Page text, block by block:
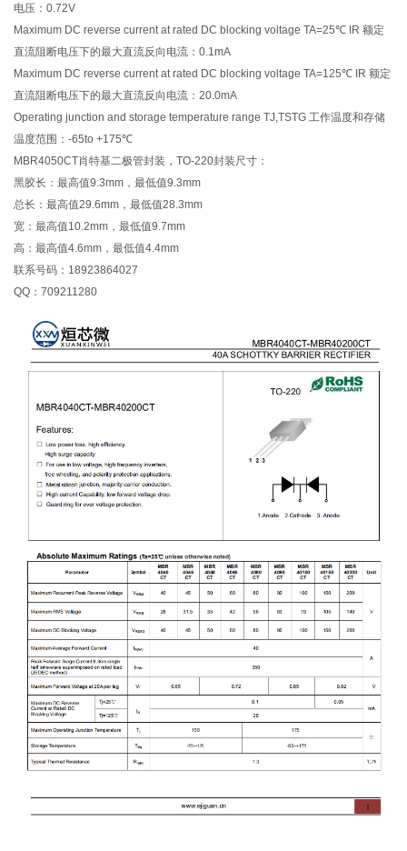
电压：0.72V
Maximum DC reverse current at rated DC blocking voltage TA=25℃ IR 额定
直流阻断电压下的最大直流反向电流：0.1mA
Maximum DC reverse current at rated DC blocking voltage TA=125℃ IR 额定
直流阻断电压下的最大直流反向电流：20.0mA
Operating junction and storage temperature range TJ,TSTG 工作温度和存储
温度范围：-65to +175℃
MBR4050CT肖特基二极管封装，TO-220封装尺寸：
黑胶长：最高值9.3mm，最低值9.3mm
总长：最高值29.6mm，最低值28.3mm
宽：最高值10.2mm，最低值9.7mm
高：最高值4.6mm，最低值4.4mm
联系号码：18923864027
QQ：709211280